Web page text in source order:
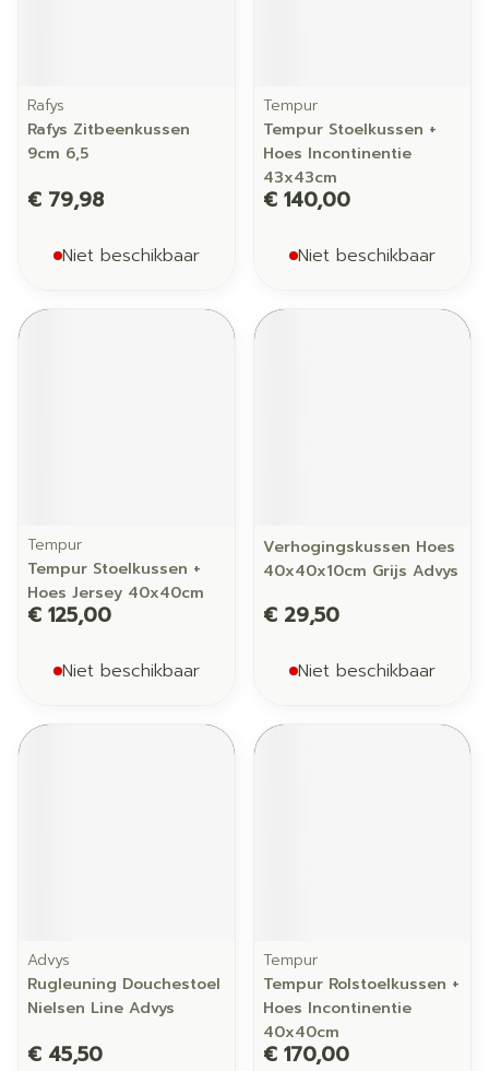
Rafys
Rafys Zitbeenkussen
9cm 6,5
€ 79,98
Niet beschikbaar
Tempur
Tempur Stoelkussen +
Hoes Incontinentie
43x43cm
€ 140,00
Niet beschikbaar
Tempur
Tempur Stoelkussen +
Hoes Jersey 40x40cm
€ 125,00
Niet beschikbaar
Verhogingskussen Hoes
40x40x10cm Grijs Advys
€ 29,50
Niet beschikbaar
Advys
Rugleuning Douchestoel
Nielsen Line Advys
€ 45,50
Tempur
Tempur Rolstoelkussen +
Hoes Incontinentie
40x40cm
€ 170,00